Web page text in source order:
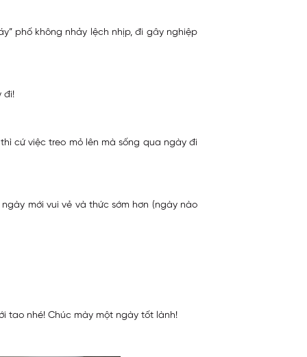
phố không nhảy lệch nhịp, đi gây nghiệp
đi!
cứ việc treo mỏ lên mà sống qua ngày đi
mới vui vẻ và thức sớm hơn (ngày nào
tao nhé! Chúc mày một ngày tốt lành!